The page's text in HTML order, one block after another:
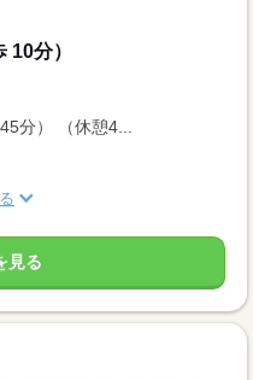
10分）
分） （休憩4...
見る